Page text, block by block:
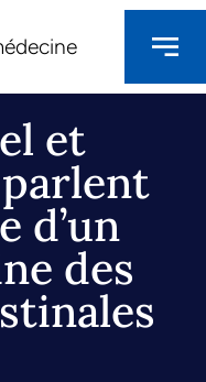
et
d’un
des